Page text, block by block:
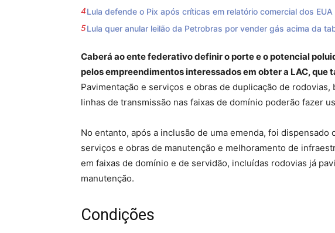
Lula defende o Pix após críticas em relatório comercial dos EUA
Lula quer anular leilão da Petrobras por vender gás acima da
Caberá ao ente federativo definir o porte e o potencial
pelos empreendimentos interessados em obter a LAC, que
Pavimentação e serviços e obras de duplicação de rodovias,
linhas de transmissão nas faixas de domínio poderão fazer
No entanto, após a inclusão de uma emenda, foi dispensado
serviços e obras de manutenção e melhoramento de
em faixas de domínio e de servidão, incluídas rodovias já
manutenção.
Condições